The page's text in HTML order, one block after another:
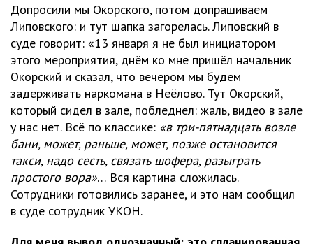
Допросили мы Окорского, потом допрашиваем
Липовского: и тут шапка загорелась. Липовский в
суде говорит: «13 января я не был инициатором
этого мероприятия, днём ко мне пришёл начальник
Окорский и сказал, что вечером мы будем
задерживать наркомана в Неёлово. Тут Окорский,
который сидел в зале, побледнел: жаль, видео в зале
у нас нет. Всё по классике: «в три-пятнадцать возле
бани, может, раньше, может, позже остановится
такси, надо сесть, связать шофера, разыграть
простого вора»… Вся картина сложилась.
Сотрудники готовились заранее, и это нам сообщил
в суде сотрудник УКОН.